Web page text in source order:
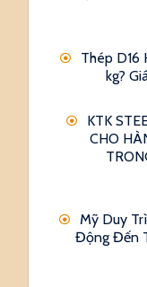
Thép D16
kg?
KTK
CHO
Mỹ Duy
Động Đến